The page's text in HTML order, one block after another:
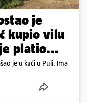
je
kupio vilu
platio...
je u kući u Puli. Ima